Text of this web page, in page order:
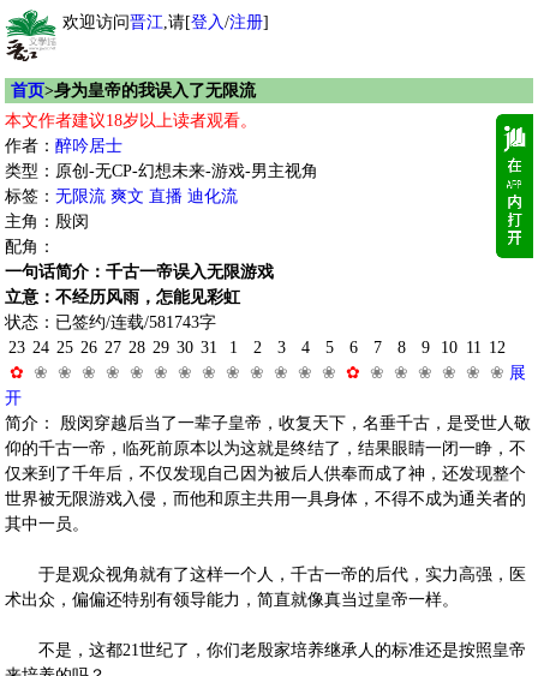
欢迎访问晋江,请[登入/注册]
首页>身为皇帝的我误入了无限流
本文作者建议18岁以上读者观看。
作者： 醉吟居士
类型：原创-无CP-幻想未来-游戏-男主视角
标签： 无限流 爽文 直播 迪化流
主角：殷闵
配角：
一句话简介：千古一帝误入无限游戏
立意：不经历风雨，怎能见彩虹
状态：已签约/连载/581743字
23
✿
24
❀
25
❀
26
❀
27
❀
28
❀
29
❀
30
❀
31
❀
1
❀
2
❀
3
❀
4
❀
5
❀
6
✿
7
❀
8
❀
9
❀
10
❀
11
❀
12
❀ 展
开
简介： 殷闵穿越后当了一辈子皇帝，收复天下，名垂千古，是受世人敬
仰的千古一帝，临死前原本以为这就是终结了，结果眼睛一闭一睁，不
仅来到了千年后，不仅发现自己因为被后人供奉而成了神，还发现整个
世界被无限游戏入侵，而他和原主共用一具身体，不得不成为通关者的
其中一员。
于是观众视角就有了这样一个人，千古一帝的后代，实力高强，医
术出众，偏偏还特别有领导能力，简直就像真当过皇帝一样。
不是，这都21世纪了，你们老殷家培养继承人的标准还是按照皇帝